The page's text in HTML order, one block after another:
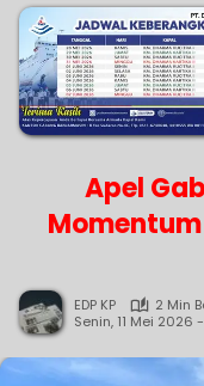
Apel
EDP KP
2 Min
Senin, 11 Mei 2026